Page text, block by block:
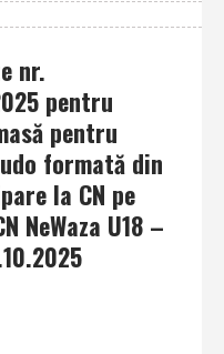
nr.
pentru
pentru
formată din
la CN pe
NeWaza U18 –